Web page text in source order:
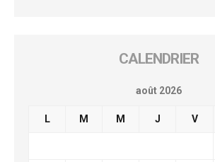
CALENDRIER
août 2026
L M M J V